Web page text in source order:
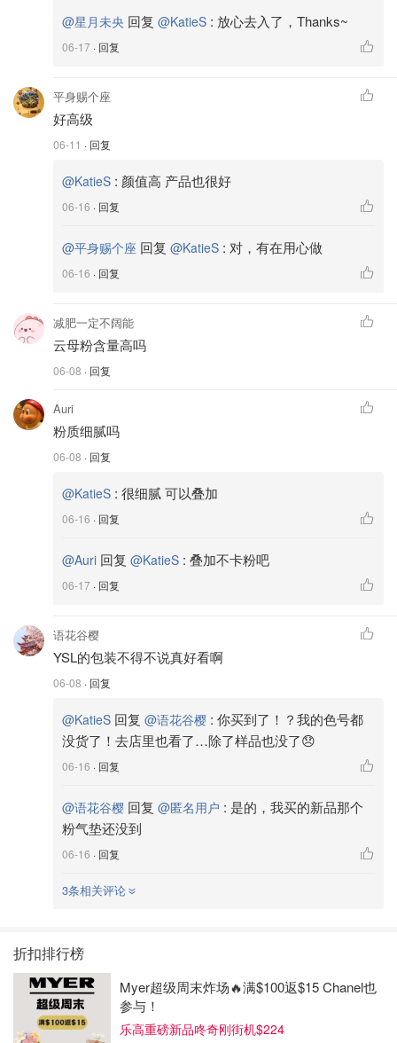
@星月未央 回复 @KatieS : 放心去入了，Thanks~
06-17 · 回复
平身赐个座
好高级
06-11 · 回复
@KatieS : 颜值高 产品也很好
06-16 · 回复
@平身赐个座 回复 @KatieS : 对，有在用心做
06-16 · 回复
减肥一定不阔能
云母粉含量高吗
06-08 · 回复
Auri
粉质细腻吗
06-08 · 回复
@KatieS : 很细腻 可以叠加
06-16 · 回复
@Auri 回复 @KatieS : 叠加不卡粉吧
06-17 · 回复
语花谷樱
YSL的包装不得不说真好看啊
06-08 · 回复
@KatieS 回复 @语花谷樱 : 你买到了！？我的色号都
没货了！去店里也看了…除了样品也没了😞
06-16 · 回复
@语花谷樱 回复 @匿名用户 : 是的，我买的新品那个
粉气垫还没到
06-16 · 回复
3条相关评论
折扣排行榜
Myer超级周末炸场🔥满$100返$15 Chanel也
参与！
乐高重磅新品咚奇刚街机$224